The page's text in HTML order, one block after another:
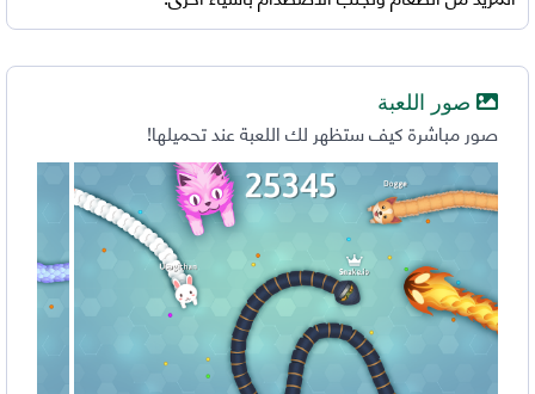
صور اللعبة
صور مباشرة كيف ستظهر لك اللعبة عند تحميلها!